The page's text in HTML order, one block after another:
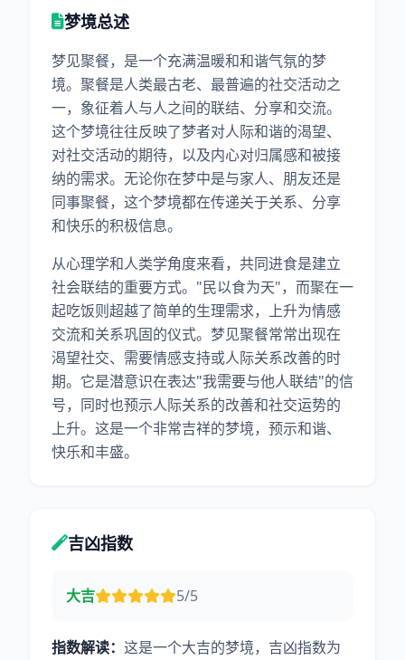
梦境总述
梦见聚餐，是一个充满温暖和和谐气氛的梦
境。聚餐是人类最古老、最普遍的社交活动之
一，象征着人与人之间的联结、分享和交流。
这个梦境往往反映了梦者对人际和谐的渴望、
对社交活动的期待，以及内心对归属感和被接
纳的需求。无论你在梦中是与家人、朋友还是
同事聚餐，这个梦境都在传递关于关系、分享
和快乐的积极信息。
从心理学和人类学角度来看，共同进食是建立
社会联结的重要方式。"民以食为天"，而聚在一
起吃饭则超越了简单的生理需求，上升为情感
交流和关系巩固的仪式。梦见聚餐常常出现在
渴望社交、需要情感支持或人际关系改善的时
期。它是潜意识在表达"我需要与他人联结"的信
号，同时也预示人际关系的改善和社交运势的
上升。这是一个非常吉祥的梦境，预示和谐、
快乐和丰盛。
吉凶指数
大吉 5/5
指数解读： 这是一个大吉的梦境，吉凶指数为